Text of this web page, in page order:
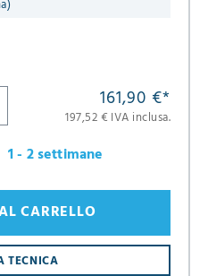
161,90 €*
197,52 € IVA inclusa.
1 - 2 settimane
TECNICA
CARRELLO